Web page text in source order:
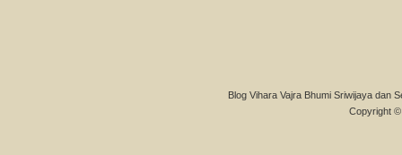
Blog Vihara Vajra Bhumi Sriwijaya dan
Copyright ©